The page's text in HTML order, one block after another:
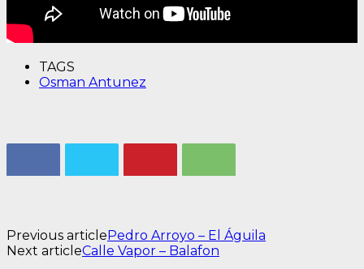
TAGS
Osman Antunez
Previous articlePedro Arroyo – El Águila
Next articleCalle Vapor – Balafon